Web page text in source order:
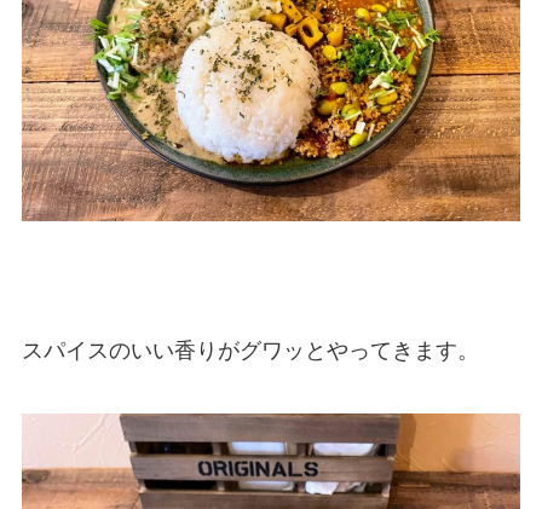
スパイスのいい香りがグワッとやってきます。